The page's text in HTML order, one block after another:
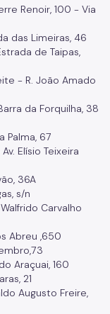
Renoir, 100 - Via
das Limeiras, 46
de Taipas,
- R. João Amado
da Forquilha, 38
Palma, 67
Elísio Teixeira
36A
s/n
Carvalho
Abreu ,650
Araçuai, 160
21
Augusto Freire,